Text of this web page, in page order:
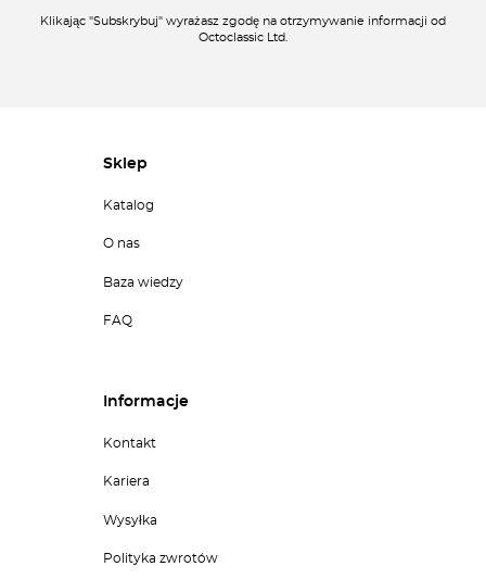
Klikając "Subskrybuj" wyrażasz zgodę na otrzymywanie informacji od
Octoclassic Ltd.
Sklep
Katalog
O nas
Baza wiedzy
FAQ
Informacje
Kontakt
Kariera
Wysyłka
Polityka zwrotów